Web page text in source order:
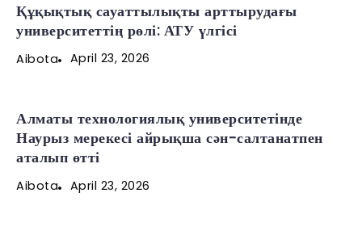
Құқықтық сауаттылықты арттырудағы
университеттің рөлі: АТУ үлгісі
Aibota April 23, 2026
Алматы технологиялық университетінде
Наурыз мерекесі айрықша сән-салтанатпен
аталып өтті
Aibota April 23, 2026